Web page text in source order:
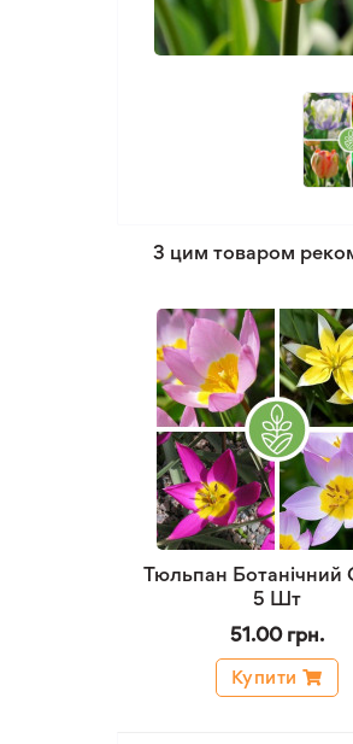
З цим товаром
Тюльпан Ботанічний
5 Шт
51.00 грн.
Купити